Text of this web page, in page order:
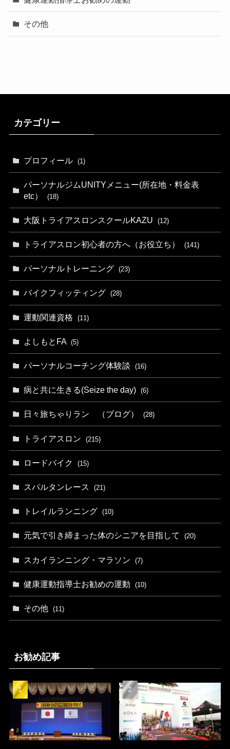
その他
カテゴリー
プロフィール (1)
パーソナルジムUNITYメニュー(所在地・料金表
etc）
(18)
大阪トライアスロンスクールKAZU (12)
トライアスロン初心者の方へ（お役立ち） (141)
パーソナルトレーニング (23)
バイクフィッティング (28)
運動関連資格 (11)
よしもとFA (5)
パーソナルコーチング体験談 (16)
病と共に生きる(Seize the day) (6)
日々旅ちゃりラン （ブログ） (28)
トライアスロン (215)
ロードバイク (15)
スパルタンレース (21)
トレイルランニング (10)
元気で引き締まった体のシニアを目指して (20)
スカイランニング・マラソン (7)
健康運動指導士お勧めの運動 (10)
その他 (11)
お勧め記事